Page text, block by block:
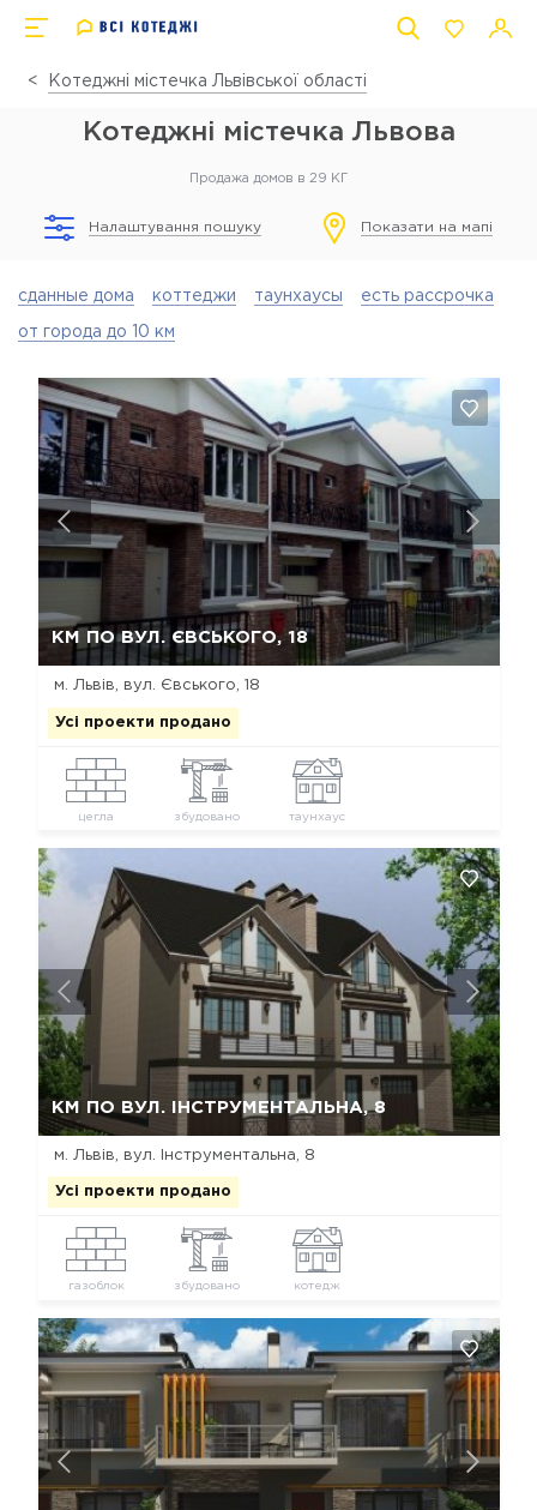
Котеджні містечка Львівської області
Котеджні містечка Львова
Продажа домов в 29 КГ
Налаштування пошуку Показати на мапі
сданные дома коттеджи таунхаусы есть рассрочка
от города до 10 км
КМ ПО ВУЛ. ЄВСЬКОГО, 18
м. Львів, вул. Євського, 18
Усі проекти продано
цегла збудовано таунхаус
Так, видалити Відміна
КМ ПО ВУЛ. ІНСТРУМЕНТАЛЬНА, 8
м. Львів, вул. Інструментальна, 8
Усі проекти продано
газоблок збудовано котедж
Так, видалити